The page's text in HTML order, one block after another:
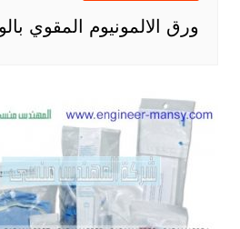
ورق الالمونيوم المقوي